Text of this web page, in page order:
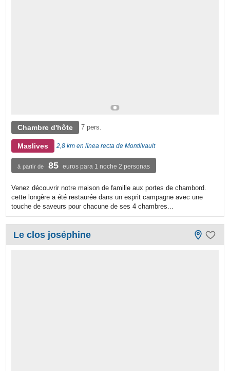
Chambre d'hôte 7 pers.
Maslives 2,8 km en línea recta de Montlivault
à partir de 85 euros para 1 noche 2 personas
Venez découvrir notre maison de famille aux portes de chambord.
cette longère a été restaurée dans un esprit campagne avec une
touche de saveurs pour chacune de ses 4 chambres...
Le clos joséphine